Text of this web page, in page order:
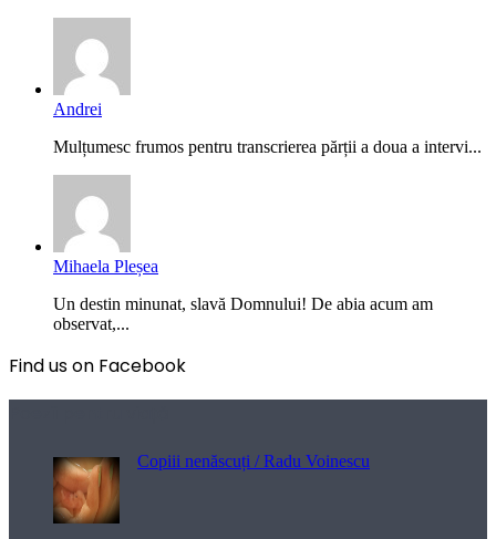
Andrei
Mulțumesc frumos pentru transcrierea părții a doua a intervi...
Mihaela Pleșea
Un destin minunat, slavă Domnului! De abia acum am
observat,...
Find us on Facebook
Copiii nenăscuți / Radu Voinescu